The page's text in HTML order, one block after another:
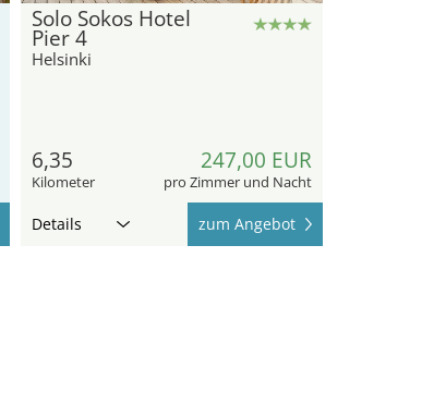
Solo Sokos Hotel
Pier 4
Helsinki
6,35
Kilometer
247,00 EUR
pro Zimmer und Nacht
Details zum Angebot